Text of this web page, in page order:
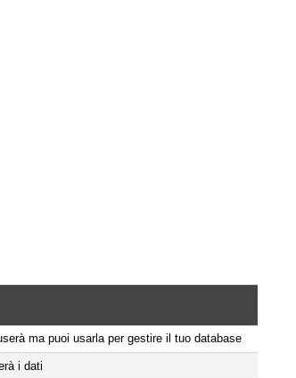
ma puoi usarla per gestire il tuo database
i dati